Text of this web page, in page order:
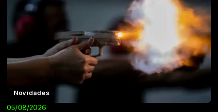
Novidades
05/08/2026